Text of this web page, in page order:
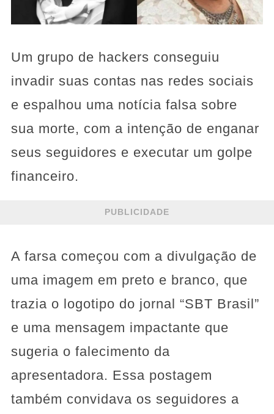
Um grupo de hackers conseguiu
invadir suas contas nas redes sociais
e espalhou uma notícia falsa sobre
sua morte, com a intenção de enganar
seus seguidores e executar um golpe
financeiro.
PUBLICIDADE
A farsa começou com a divulgação de
uma imagem em preto e branco, que
trazia o logotipo do jornal “SBT Brasil”
e uma mensagem impactante que
sugeria o falecimento da
apresentadora. Essa postagem
também convidava os seguidores a